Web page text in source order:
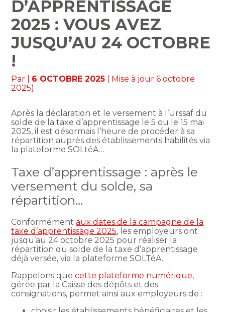
D’APPRENTISSAGE
2025 : VOUS AVEZ
JUSQU’AU 24 OCTOBRE
!
Par 6 OCTOBRE 2025 ( Mise à jour 6 octobre
2025)
Après la déclaration et le versement à l’Urssaf du
solde de la taxe d’apprentissage le 5 ou le 15 mai
2025, il est désormais l’heure de procéder à sa
répartition auprès des établissements habilités via
la plateforme SOLtéA…
Taxe d’apprentissage : après le
versement du solde, sa
répartition…
Conformémentaux dates de la campagne de la
taxe d’apprentissage 2025, les employeurs ont
jusqu’au 24 octobre 2025 pour réaliser la
répartition du solde de la taxe d’apprentissage
déjà versée, via la plateforme SOLTéA.
Rappelons quecette plateforme numérique,
gérée par la Caisse des dépôts et des
consignations, permet ainsi aux employeurs de :